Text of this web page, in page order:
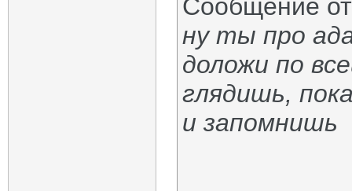
Сообщение
ну ты про
доложи по
глядишь,
и запомнишь